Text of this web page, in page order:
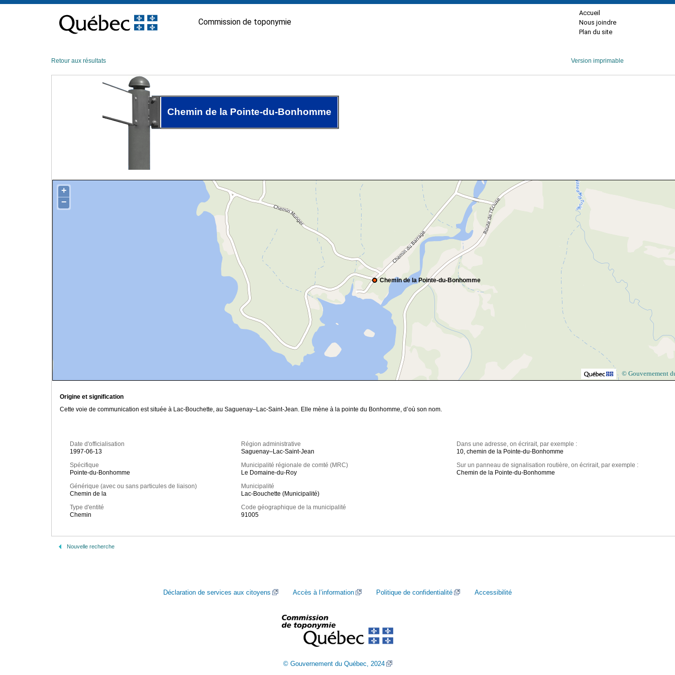
contenu
Commission de toponymie
Accueil
Nous joindre
Plan du site
Retour aux résultats Version imprimable
Chemin de la Pointe-du-Bonhomme
Chemin de la Pointe-du-Bonhomme
+
−
© Gouvernement
Origine et signification
Cette voie de communication est située à Lac-Bouchette, au Saguenay–Lac-Saint-Jean. Elle mène à la pointe du Bonhomme, d’où son nom.
Date d'officialisation
1997-06-13
Spécifique
Pointe-du-Bonhomme
Générique (avec ou sans particules de liaison)
Chemin de la
Type d'entité
Chemin
Région administrative
Saguenay–Lac-Saint-Jean
Municipalité régionale de comté (MRC)
Le Domaine-du-Roy
Municipalité
Lac-Bouchette (Municipalité)
Code géographique de la municipalité
91005
Dans une adresse, on écrirait, par exemple :
10, chemin de la Pointe-du-Bonhomme
Sur un panneau de signalisation routière, on écrirait, par exemple :
Chemin de la Pointe-du-Bonhomme
Nouvelle recherche
Déclaration de services aux citoyens Accès à l’information Politique de confidentialité Accessibilité
© Gouvernement du Québec, 2024